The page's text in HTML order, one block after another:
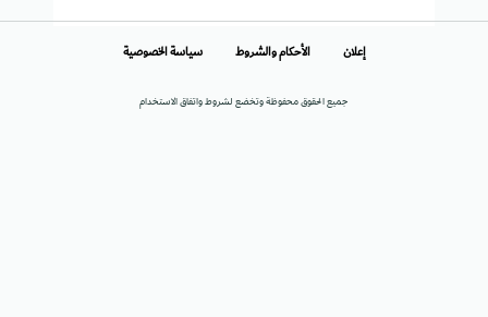
جميع الحقوق محفوظة وتخضع لشروط واتفاق الاستخدام
إعلان الأحكام والشروط سياسة الخصوصية